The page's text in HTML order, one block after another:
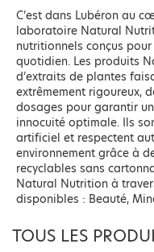
C’est dans Lubéron au
laboratoire Natural
nutritionnels conçus
quotidien. Les produits
d’extraits de plantes
extrêmement rigoureux,
dosages pour garantir
innocuité optimale. Ils
artificiel et respectent
environnement grâce à
recyclables sans
Natural Nutrition à
disponibles : Beauté,
TOUS LES